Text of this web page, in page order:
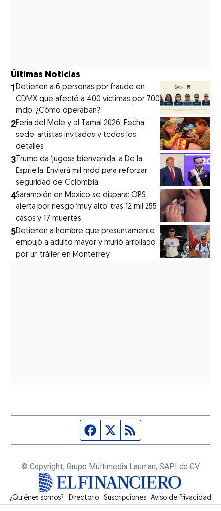
Últimas Noticias
1Detienen a 6 personas por fraude en
CDMX que afectó a 400 víctimas por 700
mdp: ¿Cómo operaban?
2Feria del Mole y el Tamal 2026: Fecha,
sede, artistas invitados y todos los
detalles
3Trump da ‘jugosa bienvenida’ a De la
Espriella: Enviará mil mdd para reforzar
seguridad de Colombia
4Sarampión en México se dispara: OPS
alerta por riesgo ‘muy alto’ tras 12 mil 255
casos y 17 muertes
5Detienen a hombre que presuntamente
empujó a adulto mayor y murió arrollado
por un tráiler en Monterrey
Página de Facebook
Fuente Twitter
© Copyright, Grupo Multimedia Lauman, SAPI de CV
¿Quiénes somos? Directorio Suscripciones Opens in new window
Aviso de Privacidad